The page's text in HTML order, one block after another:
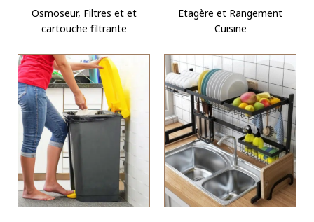
Osmoseur, Filtres et et
cartouche filtrante
Etagère et Rangement
Cuisine